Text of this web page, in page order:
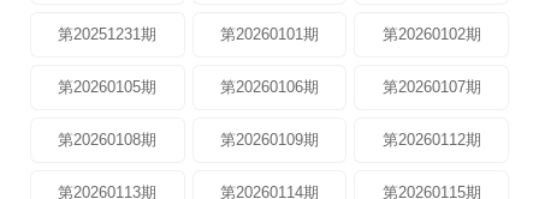
第20251231期 第20260101期 第20260102期
第20260105期 第20260106期 第20260107期
第20260108期 第20260109期 第20260112期
第20260113期 第20260114期 第20260115期